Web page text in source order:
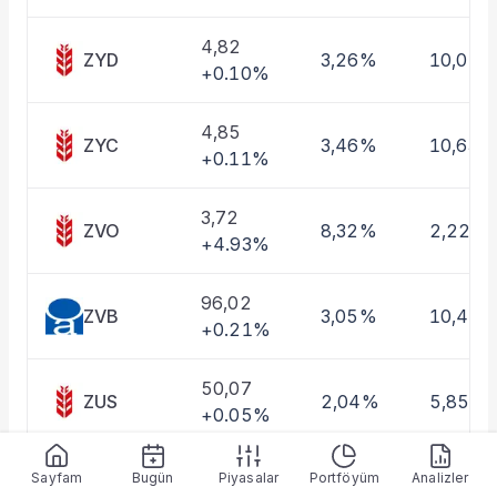
Fiyat Endeks Değişimi
ZYD
4,82
+0.10%
3,26% 10,01%
ZYC
4,85
+0.11%
3,46% 10,63%
ZVO
3,72
+4.93%
8,32% 2,22%
ZVB
96,02
+0.21%
3,05% 10,46%
ZUS
50,07
+0.05%
2,04% 5,85%
5,08
3,00% 8,93%
Sayfam Bugün Piyasalar Portföyüm Analizler